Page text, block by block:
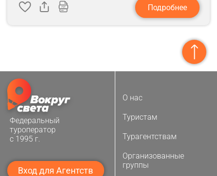
Подробнее
Федеральный
туроператор
с 1995 г.
Вход для Агентств
О нас
Туристам
Турагентствам
Организованные
группы